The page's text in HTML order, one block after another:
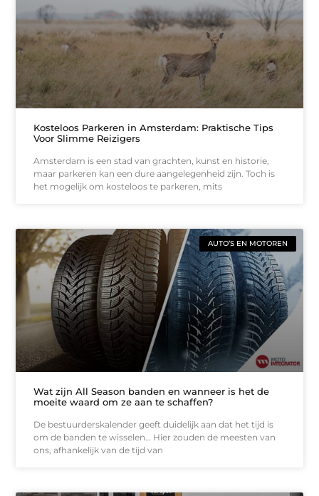
Kosteloos Parkeren in Amsterdam: Praktische Tips
Voor Slimme Reizigers
Amsterdam is een stad van grachten, kunst en historie,
maar parkeren kan een dure aangelegenheid zijn. Toch is
het mogelijk om kosteloos te parkeren, mits
AUTO’S EN MOTOREN
Wat zijn All Season banden en wanneer is het de
moeite waard om ze aan te schaffen?
De bestuurderskalender geeft duidelijk aan dat het tijd is
om de banden te wisselen… Hier zouden de meesten van
ons, afhankelijk van de tijd van